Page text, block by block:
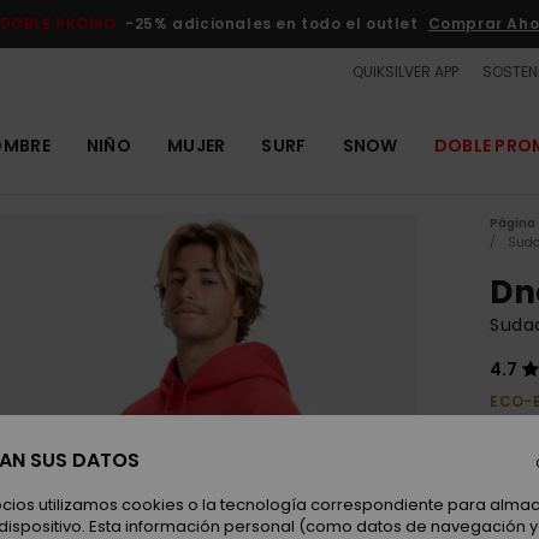
DOBLE PROMO -25% adicionales en todo el outlet Comprar
QUIKSILVER APP
NIÑO MUJER SURF SNOW DOBLE
Página
4.7
ECO-
SUS DATOS
utilizamos cookies o la tecnología correspondiente para
Esta información personal (como datos de navegación